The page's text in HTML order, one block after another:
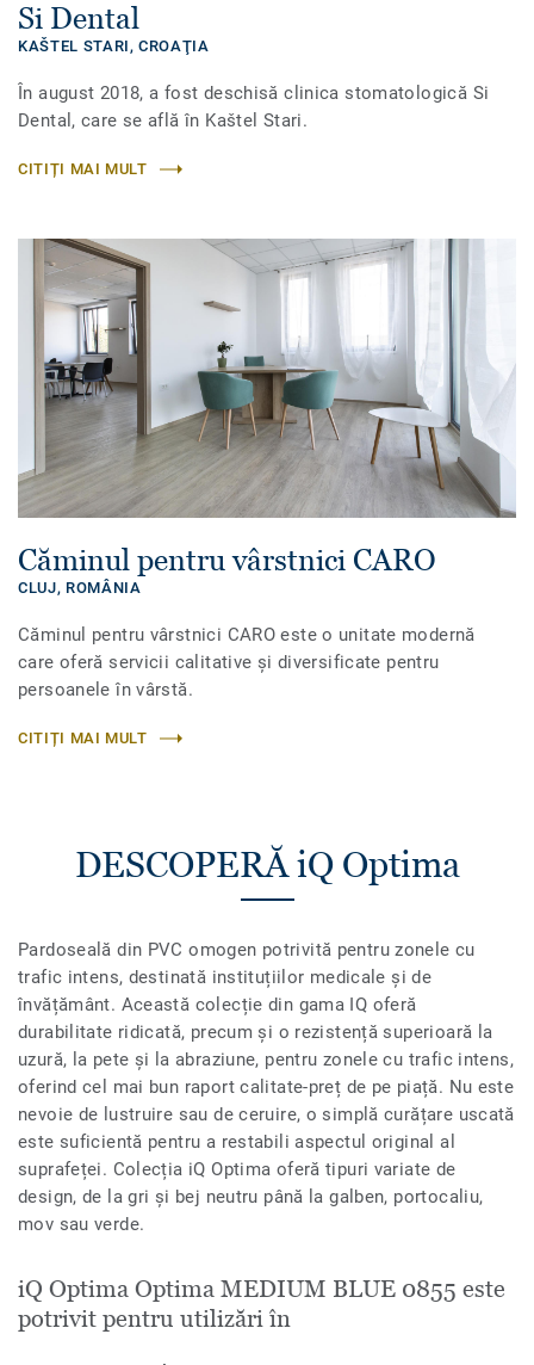
Si Dental
KAŠTEL STARI,CROAŢIA
În august 2018, a fost deschisă clinica stomatologică Si
Dental, care se află în Kaštel Stari.
CITIȚI MAI MULT
Căminul pentru vârstnici CARO
CLUJ, ROMÂNIA
Căminul pentru vârstnici CARO este o unitate modernă
care oferă servicii calitative şi diversificate pentru
persoanele în vârstă.
CITIȚI MAI MULT
DESCOPERĂ iQ Optima
Pardoseală din PVC omogen potrivită pentru zonele cu
trafic intens, destinată instituțiilor medicale și de
învățământ. Această colecție din gama IQ oferă
durabilitate ridicată, precum și o rezistență superioară la
uzură, la pete și la abraziune, pentru zonele cu trafic intens,
oferind cel mai bun raport calitate-preț de pe piață. Nu este
nevoie de lustruire sau de ceruire, o simplă curățare uscată
este suficientă pentru a restabili aspectul original al
suprafeței. Colecția iQ Optima oferă tipuri variate de
design, de la gri și bej neutru până la galben, portocaliu,
mov sau verde.
iQ Optima Optima MEDIUM BLUE 0855 este
potrivit pentru utilizări în